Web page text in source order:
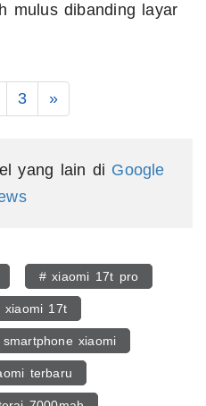
mulus dibanding layar
3 »
yang lain di Google
# xiaomi 17t pro
xiaomi 17t
xiaomi
terbaru